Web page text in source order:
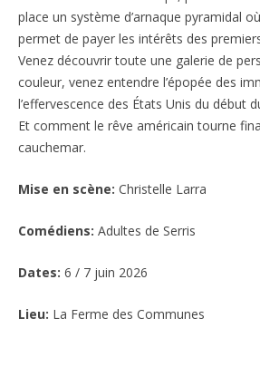
place un système d’arnaque pyramidal
permet de payer les intérêts des
Venez découvrir toute une galerie de
couleur, venez entendre l’épopée des
l’effervescence des États Unis du début
Et comment le rêve américain tourne
cauchemar.
Mise en scène: Christelle Larra
Comédiens: Adultes de Serris
Dates: 6 / 7 juin 2026
Lieu: La Ferme des Communes